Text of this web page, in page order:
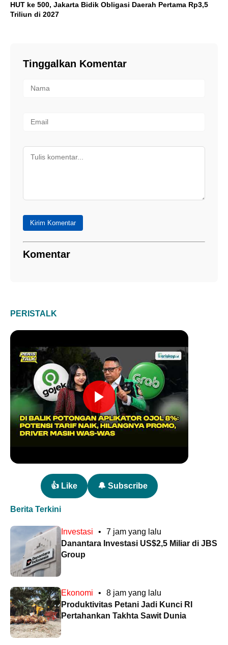
HUT ke 500, Jakarta Bidik Obligasi Daerah Pertama Rp3,5
Triliun di 2027
Tinggalkan Komentar
Kirim Komentar
Komentar
PERISTALK
👍 Like 🔔 Subscribe
Berita Terkini
Investasi •
7 jam yang lalu
Danantara Investasi US$2,5 Miliar di JBS
Group
Ekonomi •
8 jam yang lalu
Produktivitas Petani Jadi Kunci RI
Pertahankan Takhta Sawit Dunia